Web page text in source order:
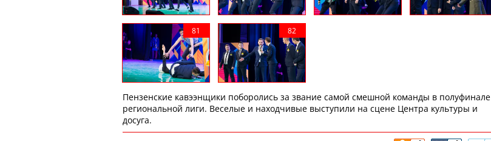
Пензенские кавээнщики поборолись за звание самой смешной команды в полуфинале
региональной лиги. Веселые и находчивые выступили на сцене Центра культуры и
досуга.